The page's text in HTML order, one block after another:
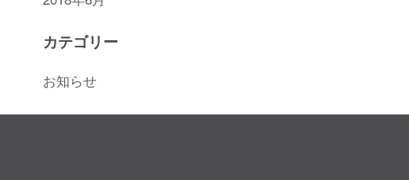
カテゴリー
お知らせ